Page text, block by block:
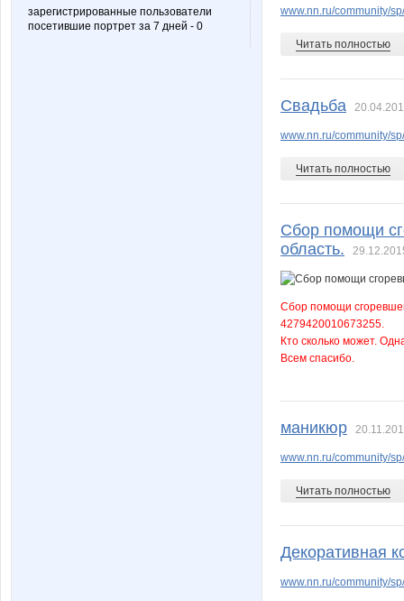
зарегистрированные пользователи
посетившие портрет за 7 дней - 0
Nice-looking Nika N
Stella69
Vezdexod XMSX
anaida
jade julia-
www.nn.ru/community/
Читать полностью
Свадьба
www.nn.ru/community/
Читать полностью
Сбор помощи
область.
Сбор помощи
4279420010673255.
Кто сколько может.
Всем спасибо.
маникюр
www.nn.ru/community/
Читать полностью
Декоративная
www.nn.ru/community/